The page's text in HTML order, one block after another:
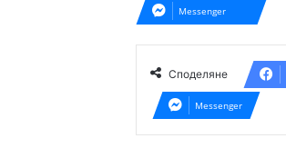
Messenger
Споделяне
Messenger